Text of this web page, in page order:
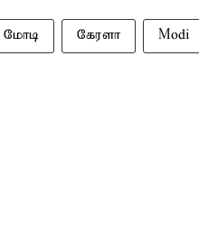
மோடி கேரளா Modi